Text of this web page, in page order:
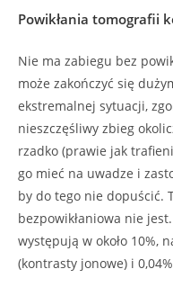
Powikłania tomografii
Nie ma zabiegu bez
może zakończyć się
ekstremalnej sytuacji,
nieszczęśliwy zbieg
rzadko (prawie jak
go mieć na uwadze i
by do tego nie dopuścić.
bezpowikłaniowa nie
występują w około 10%,
(kontrasty jonowe) i